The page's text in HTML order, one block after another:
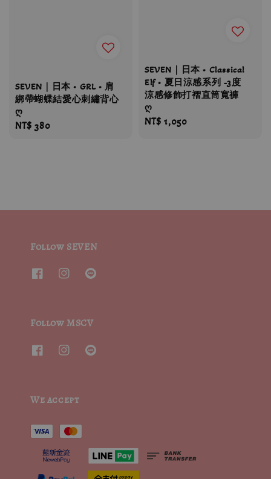
SEVEN｜日本 • GRL • 肩
綁帶蝴蝶結愛心刺繡背心
ღ
Regular
NT$ 380
SEVEN｜日本 • Classical
Elf • 夏日涼感系列 -3度
涼感修飾打褶直筒寬褲
ღ
Regular
NT$ 1,050
Follow SEVEN
Follow MSCV
We accept